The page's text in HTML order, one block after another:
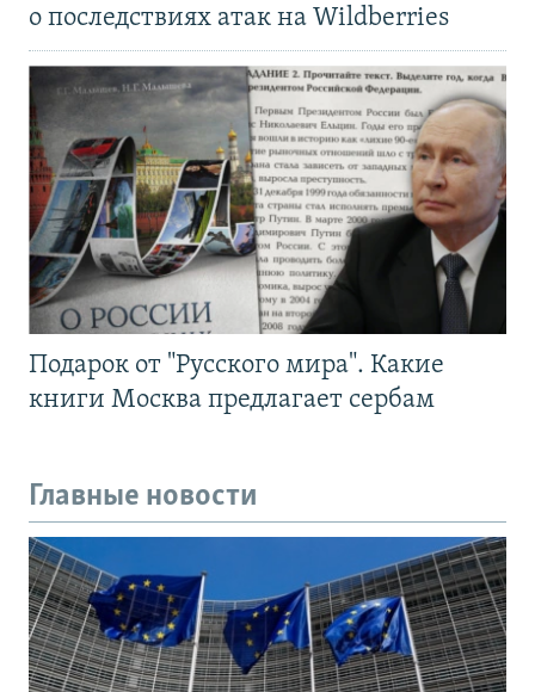
о последствиях атак на Wildberries
Подарок от "Русского мира". Какие
книги Москва предлагает сербам
Главные новости